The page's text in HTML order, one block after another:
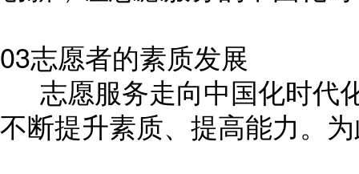
03志愿者的素质发展
志愿服务走向中国化时代
不断提升素质、提高能力。